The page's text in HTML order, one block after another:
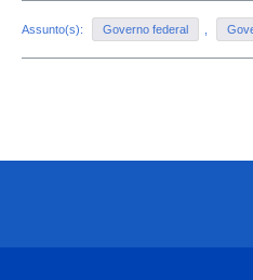
Assunto(s): Governo federal